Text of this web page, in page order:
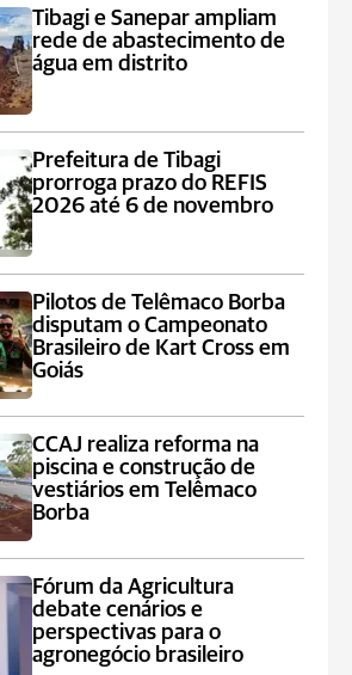
Tibagi e Sanepar ampliam
rede de abastecimento de
água em distrito
Prefeitura de Tibagi
prorroga prazo do REFIS
2026 até 6 de novembro
Pilotos de Telêmaco Borba
disputam o Campeonato
Brasileiro de Kart Cross em
Goiás
CCAJ realiza reforma na
piscina e construção de
vestiários em Telêmaco
Borba
Fórum da Agricultura
debate cenários e
perspectivas para o
agronegócio brasileiro